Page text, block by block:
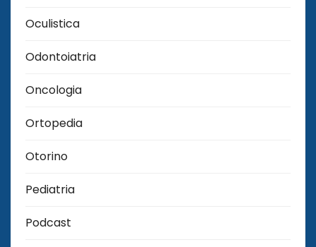
Oculistica
Odontoiatria
Oncologia
Ortopedia
Otorino
Pediatria
Podcast